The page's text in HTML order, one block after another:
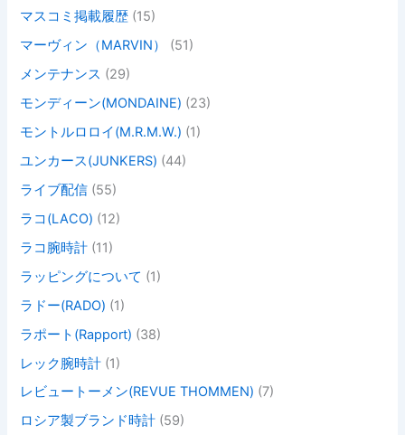
マスコミ掲載履歴 (15)
マーヴィン（MARVIN）
(51)
メンテナンス (29)
モンディーン(MONDAINE) (23)
モントルロロイ(M.R.M.W.) (1)
ユンカース(JUNKERS) (44)
ライブ配信 (55)
ラコ(LACO) (12)
ラコ腕時計 (11)
ラッピングについて (1)
ラドー(RADO) (1)
ラポート(Rapport) (38)
レック腕時計 (1)
レビュートーメン(REVUE THOMMEN) (7)
ロシア製ブランド時計 (59)